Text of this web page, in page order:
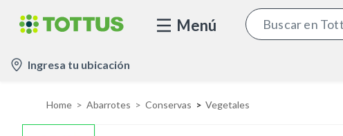
Menú
Ingresa tu ubicación
Home Abarrotes Conservas Vegetales